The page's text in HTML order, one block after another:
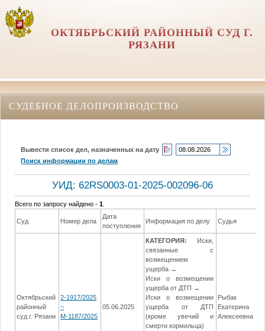
ОКТЯБРЬСКИЙ РАЙОННЫЙ СУД Г.
РЯЗАНИ
СУДЕБНОЕ ДЕЛОПРОИЗВОДСТВО
Вывести список дел, назначенных на дату
Поиск информации по делам
УИД: 62RS0003-01-2025-002096-06
Всего по запросу найдено -1
Суд Номер дела
Дата
поступления
Информация по делу Судья
Октябрьский
районный
суд г. Рязани
2-1917/2025
~
М-1187/2025
05.06.2025
КАТЕГОРИЯ:
Иски,
связанные с
возмещением
ущерба →
Иски о возмещении
ущерба от ДТП →
Иски о возмещении
ущерба от ДТП
(кроме увечий и
смерти кормильца)
Рыбак
Екатерина
Алексеевна